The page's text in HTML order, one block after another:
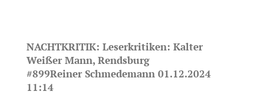
NACHTKRITIK: Leserkritiken: Kalter
Weißer Mann, Rendsburg
#899Reiner Schmedemann 01.12.2024
11:14